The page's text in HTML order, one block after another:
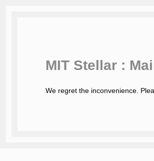
MIT Stellar :
We regret the inconvenience.